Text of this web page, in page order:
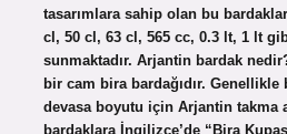
tasarımlara sahip olan bu
cl, 50 cl, 63 cl, 565 cc, 0.3 lt, 1 lt
sunmaktadır. Arjantin bardak
bir cam bira bardağıdır. Genellikle
devasa boyutu için Arjantin takma
bardaklara İngilizce’de “Bira